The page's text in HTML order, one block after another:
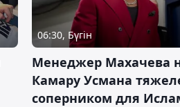
06:30, Бүгін
Менеджер Махачева
Камару Усмана
соперником для